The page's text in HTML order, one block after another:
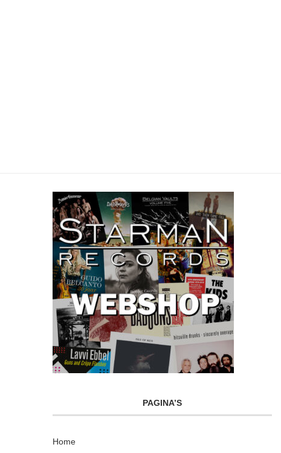
PAGINA’S
Home